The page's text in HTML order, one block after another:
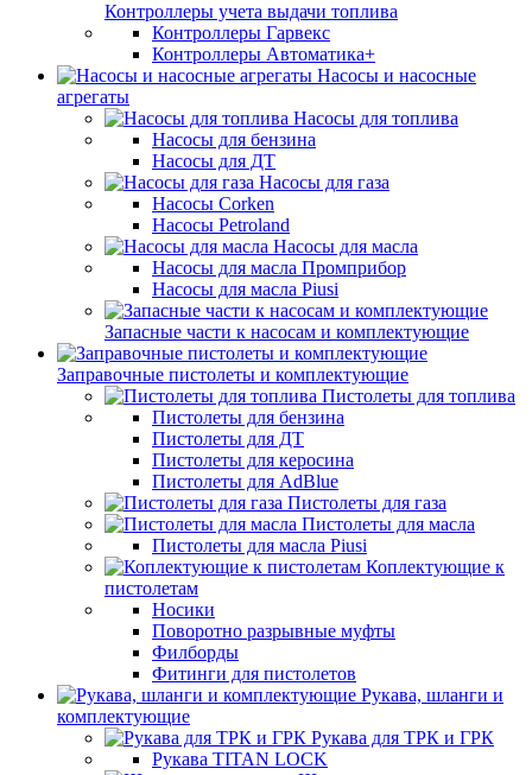
Контроллеры учета выдачи топлива
Контроллеры Гарвекс
Контроллеры Автоматика+
Насосы и насосные
агрегаты
Насосы для топлива
Насосы для бензина
Насосы для ДТ
Насосы для газа
Насосы Corken
Насосы Petroland
Насосы для масла
Насосы для масла Промприбор
Насосы для масла Piusi
Запасные части к насосам и комплектующие
Заправочные пистолеты и комплектующие
Пистолеты для топлива
Пистолеты для бензина
Пистолеты для ДТ
Пистолеты для керосина
Пистолеты для AdBlue
Пистолеты для газа
Пистолеты для масла
Пистолеты для масла Piusi
Коплектующие к
пистолетам
Носики
Поворотно разрывные муфты
Филборды
Фитинги для пистолетов
Рукава, шланги и
комплектующие
Рукава для ТРК и ГРК
Рукава TITAN LOCK